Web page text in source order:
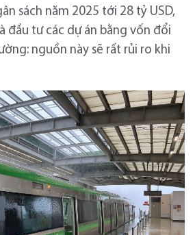
sách năm 2025 tới 28 tỷ USD,
đầu tư các dự án bằng vốn đổi
nguồn này sẽ rất rủi ro khi